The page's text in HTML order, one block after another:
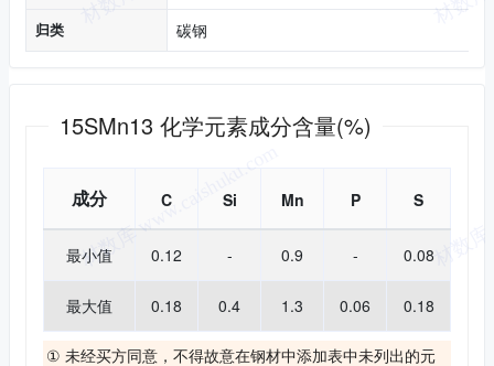
归类 碳钢
15SMn13 化学元素成分含量(%)
成分 C Si Mn P S
最小值 0.12 - 0.9 - 0.08
最大值 0.18 0.4 1.3 0.06 0.18
① 未经买方同意，不得故意在钢材中添加表中未列出的元